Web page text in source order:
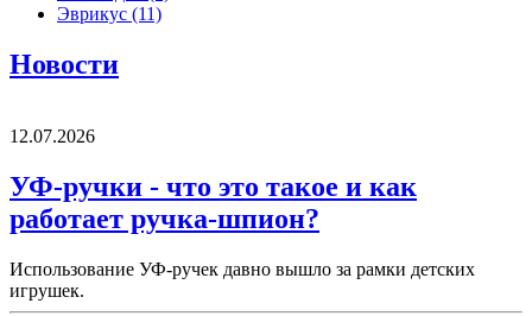
Эврикус (11)
Новости
12.07.2026
УФ-ручки - что это такое и как
работает ручка-шпион?
Использование УФ-ручек давно вышло за рамки детских
игрушек.